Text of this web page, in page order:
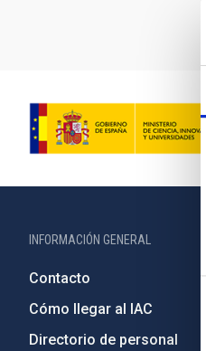
INFORMACIÓN GENERAL
Contacto
Cómo llegar al IAC
Directorio de personal